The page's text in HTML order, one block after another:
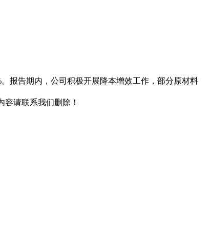
。报告期内，公司积极开展降本增效工作，部分原材料
容请联系我们删除！